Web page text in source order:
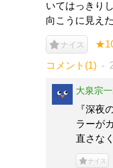
いてはっきり
向こうに見え
ナイス
コメント(1)
大泉宗
『深夜
ラーが
直さな
ナイス